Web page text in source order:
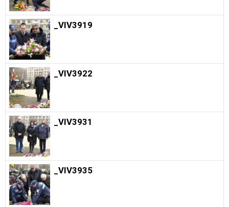
_VIV3919
_VIV3922
_VIV3931
_VIV3935